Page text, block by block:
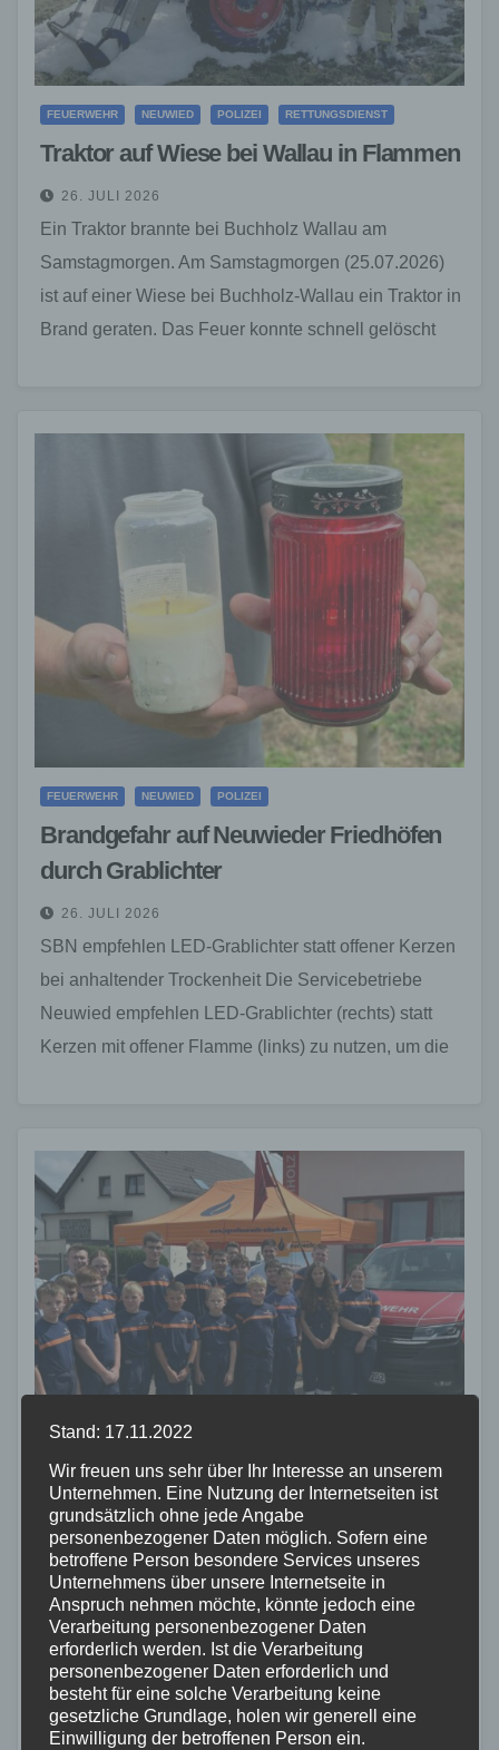
FEUERWEHR NEUWIED POLIZEI RETTUNGSDIENST
Traktor auf Wiese bei Wallau in Flammen
26. JULI 2026
Ein Traktor brannte bei Buchholz Wallau am
Samstagmorgen. Am Samstagmorgen (25.07.2026)
ist auf einer Wiese bei Buchholz-Wallau ein Traktor in
Brand geraten. Das Feuer konnte schnell gelöscht
FEUERWEHR NEUWIED POLIZEI
Brandgefahr auf Neuwieder Friedhöfen
durch Grablichter
26. JULI 2026
SBN empfehlen LED-Grablichter statt offener Kerzen
bei anhaltender Trockenheit Die Servicebetriebe
Neuwied empfehlen LED-Grablichter (rechts) statt
Kerzen mit offener Flamme (links) zu nutzen, um die
FEUERWEHR NEUWIED
Jugendfeuerwehr Asbach erhält neues
Mannschaftstransportfahrzeug
21. JULI 2026
Die Jugendfeuerwehr der Verbandsgemeinde Asbach
verfügt ab sofort über ein neues
Mannschaftstransportfahrzeug (MTF). Das Fahrzeug
Stand: 17.11.2022
Wir freuen uns sehr über Ihr Interesse an unserem
Unternehmen. Eine Nutzung der Internetseiten ist
grundsätzlich ohne jede Angabe
personenbezogener Daten möglich. Sofern eine
betroffene Person besondere Services unseres
Unternehmens über unsere Internetseite in
Anspruch nehmen möchte, könnte jedoch eine
Verarbeitung personenbezogener Daten
erforderlich werden. Ist die Verarbeitung
personenbezogener Daten erforderlich und
besteht für eine solche Verarbeitung keine
gesetzliche Grundlage, holen wir generell eine
Einwilligung der betroffenen Person ein.